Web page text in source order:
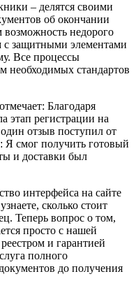
– делятся своими
об окончании
недорого
с защитными элементами
Все процессы
необходимых стандартов
Благодаря
этап регистрации на
отзыв поступил от
Я смог получить готовый
и доставки был
интерфейса на сайте
сколько стоит
Теперь вопрос о том,
просто с нашей
и гарантией
полного
до получения